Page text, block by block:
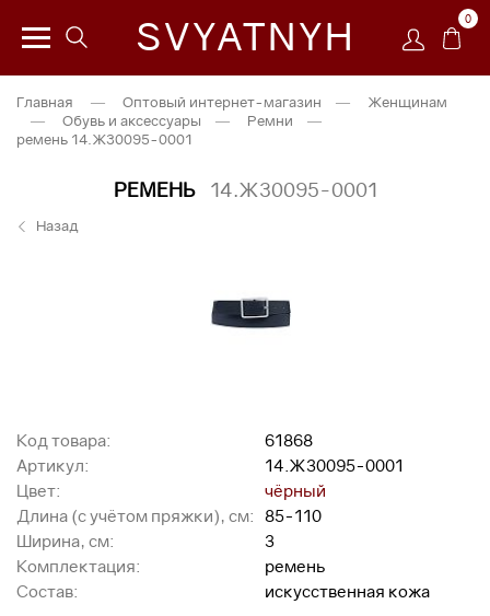
SVYATNYH 0
Главная — Оптовый интернет-магазин —
Женщинам
—
Обувь и аксессуары — Ремни
—
ремень 14.Ж30095-0001
РЕМЕНЬ 14.Ж30095-0001
Назад
Код товара:
61868
Артикул:
14.Ж30095-0001
Цвет:
чёрный
Длина (с учётом пряжки), см:
85-110
Ширина, см:
3
Комплектация:
ремень
Состав:
искусственная кожа